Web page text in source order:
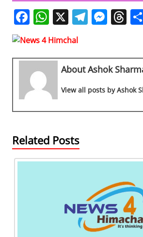
F
c
e
b
o
o
W
h
at
s
p
p
X T
gr
a
m
M
e
n
g
er
T
a
d
s
About Ashok
View all posts by Ashok
Related Posts